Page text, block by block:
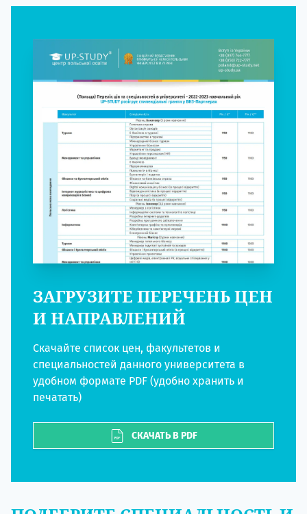
ЗАГРУЗИТЕ ПЕРЕЧЕНЬ ЦЕН
И НАПРАВЛЕНИЙ
Скачайте список цен, факультетов и
специальностей данного университета в
удобном формате PDF (удобно хранить и
печатать)
СКАЧАТЬ В PDF